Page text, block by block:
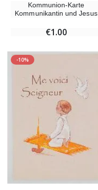
Kommunion-Karte
Kommunikantin und Jesus
€1.00
-10%